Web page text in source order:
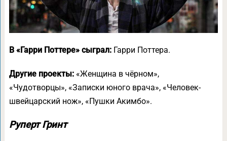
В «Гарри Поттере» сыграл:Гарри Поттера.
Другие проекты:«Женщина в чёрном»,
«Чудотворцы», «Записки юного врача», «Человек-
швейцарский нож», «Пушки Акимбо».
Руперт Гринт